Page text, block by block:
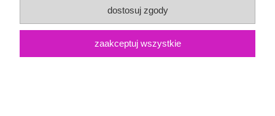
dostosuj zgody
zaakceptuj wszystkie